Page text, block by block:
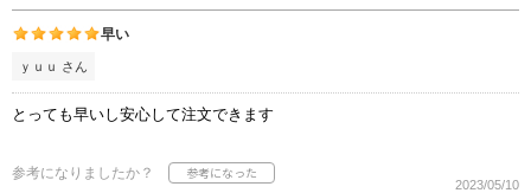
早い
ｙｕｕ さん
とっても早いし安心して注文できます
参考になりましたか？
2023/05/10